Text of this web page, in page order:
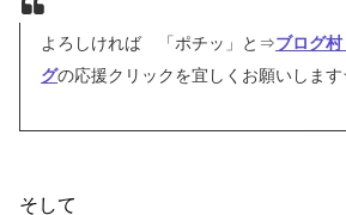
よろしければ 「ポチッ」と⇒ブログ
グの応援クリックを宜しくお願いしま
そして